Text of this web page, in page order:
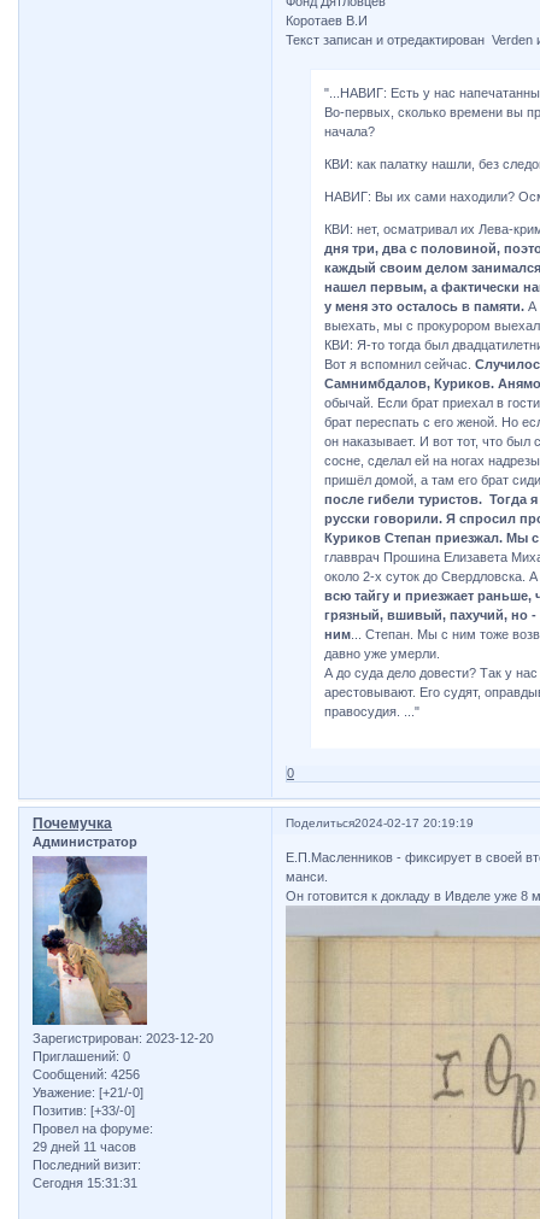
Коротаев В.И
Текст записан и отредактирован
"...НАВИГ: Есть у нас
Во-первых, сколько времени вы
начала?
КВИ: как палатку нашли, без
НАВИГ: Вы их сами находили?
КВИ: нет, осматривал их Лева-
дня три, два с половиной,
каждый своим делом
нашел первым, а фактически
у меня это осталось в памяти.А
выехать, мы с прокурором
КВИ: Я-то тогда был
Вот я вспомнил сейчас.
Самнимбдалов, Куриков.
обычай. Если брат приехал в
брат переспать с его женой. Но
он наказывает. И вот тот, что
сосне, сделал ей на ногах
пришёл домой, а там его брат
после гибели туристов. Тогда
русски говорили. Я спросил
Куриков Степан приезжал. Мы
главврач Прошина Елизавета
около 2-х суток до Свердловска. А
всю тайгу и приезжает
грязный, вшивый, пахучий, но
ним... Степан. Мы с ним тоже
давно уже умерли.
А до суда дело довести? Так у
арестовывают. Его судят,
правосудия. ..."
0
Поделиться2024-02-17 20:19:19
Почемучка
Администратор
Зарегистрирован: 2023-12-20
Приглашений: 0
Сообщений: 4256
Уважение: [+21/-0]
Позитив: [+33/-0]
Провел на форуме:
29 дней 11 часов
Последний визит:
Сегодня 15:31:31
Е.П.Масленников - фиксирует в своей
манси.
Он готовится к докладу в Ивделе уже 8